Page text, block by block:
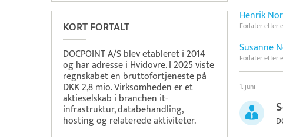
KORT FORTALT
DOCPOINT A/S blev etableret i 2014
og har adresse i Hvidovre. I 2025 viste
regnskabet en bruttofortjeneste på
DKK 2,8 mio. Virksomheden er et
aktieselskab i branchen it-
infrastruktur, databehandling,
hosting og relaterede aktiviteter.
Henrik
Forlater etter
Susanne
Forlater etter
1. juni